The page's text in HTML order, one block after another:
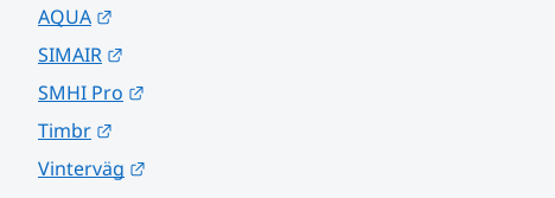
AQUA
SIMAIR
SMHI Pro
Timbr
Vinterväg